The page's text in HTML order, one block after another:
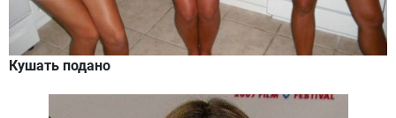
Кушать подано